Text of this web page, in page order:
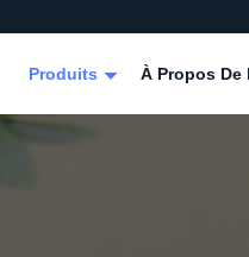
Produits À Propos De